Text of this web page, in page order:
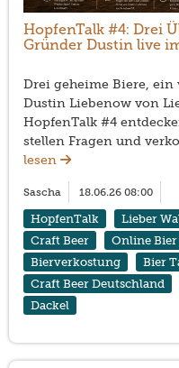
HopfenTalk #4: Drei
Gründer Dustin live
Drei geheime Biere, ein
Dustin Liebenow von
HopfenTalk #4
stellen Fragen und
lesen
Sascha 18.06.26 08:00
HopfenTalk Lieber
Craft Beer
Online
Bierverkostung
Bier
Craft Beer Deutschland
Dackel